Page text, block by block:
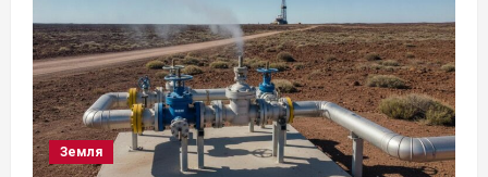
Земля